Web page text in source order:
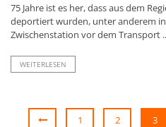
75 Jahre ist es her, dass aus dem
deportiert wurden, unter anderem
Zwischenstation vor dem Transport
WEITERLESEN
1 2 3